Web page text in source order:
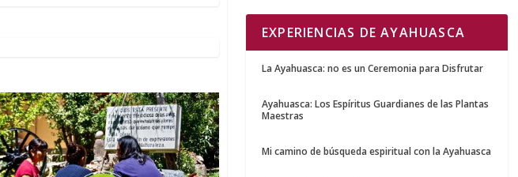
EXPERIENCIAS DE AYAHUASCA
La Ayahuasca: no es un Ceremonia para Disfrutar
Ayahuasca: Los Espíritus Guardianes de las Plantas
Maestras
Mi camino de búsqueda espiritual con la Ayahuasca